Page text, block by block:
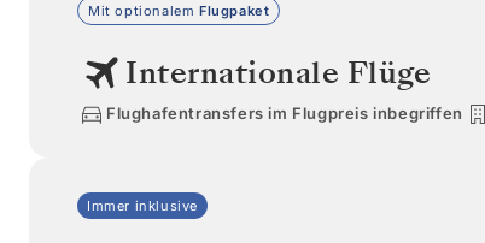
Mit optionalem Flugpaket
Internationale Flüge
Flughafentransfers im Flugpreis inbegriffen
Immer inklusive